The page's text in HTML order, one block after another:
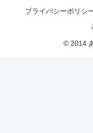
プライバシーポリシ
© 2014